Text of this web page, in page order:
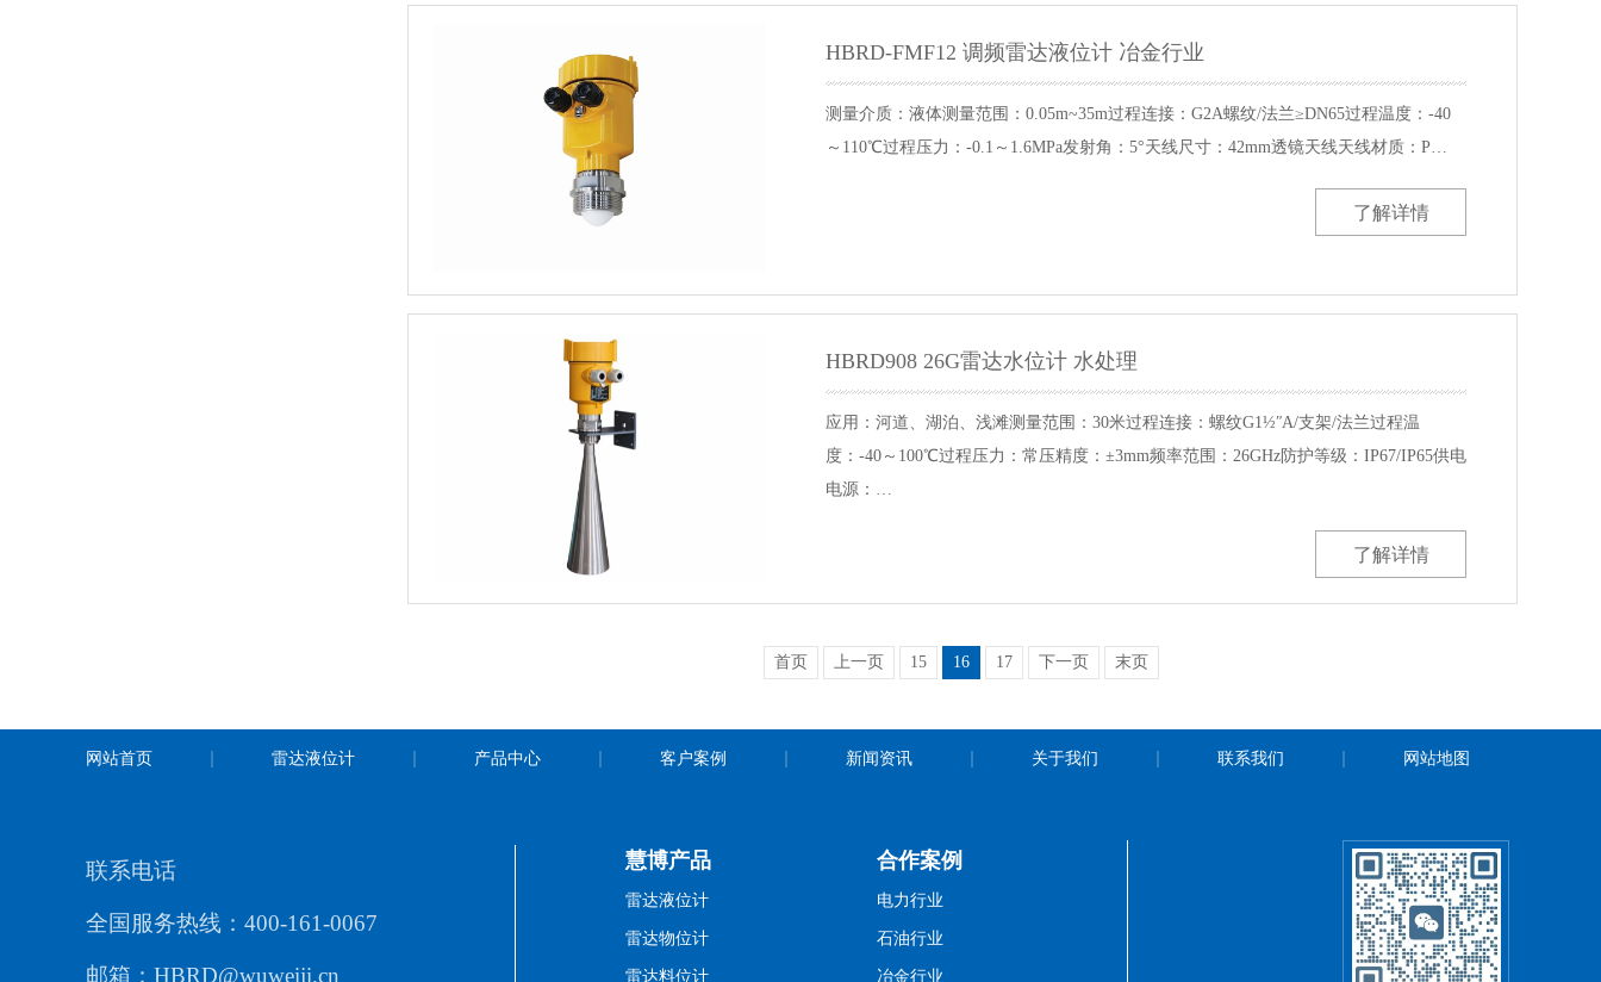
HBRD-FMF12 调频雷达液位计 冶金行业
测量介质：液体测量范围：0.05m~35m过程连接：G2A螺纹/法兰≥DN65过程温度：-40
～110℃过程压力：-0.1～1.6MPa发射角：5°天线尺寸：42mm透镜天线天线材质：P…
了解详情
HBRD908 26G雷达水位计 水处理
应用：河道、湖泊、浅滩测量范围：30米过程连接：螺纹G1½ʺA/支架/法兰过程温
度：-40～100℃过程压力：常压精度：±3mm频率范围：26GHz防护等级：IP67/IP65供电
电源：…
了解详情
首页 上一页 15 16 17 下一页 末页
网站首页 雷达液位计 产品中心 客户案例 新闻资讯 关于我们 联系我们 网站地图
联系电话
全国服务热线：400-161-0067
邮箱：HBRD@wuweiji.cn
慧博产品
雷达液位计
雷达物位计
雷达料位计
合作案例
电力行业
石油行业
冶金行业